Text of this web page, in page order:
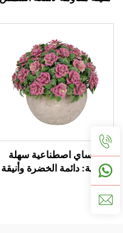
بونساي اصطناعية سهلة
العناية: دائمة الخضرة وأنيقة